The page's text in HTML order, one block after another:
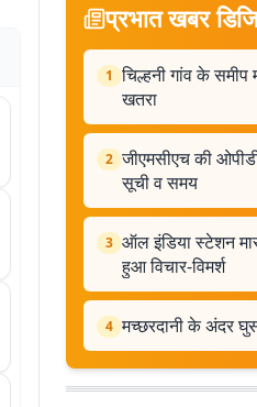
प्रभात खबर
1 चिल्हनी गांव के समीप
खतरा
2 जीएमसीएच की
सूची व समय
3 ऑल इंडिया स्टेशन
हुआ विचार-विमर्श
4 मच्छरदानी के अंदर